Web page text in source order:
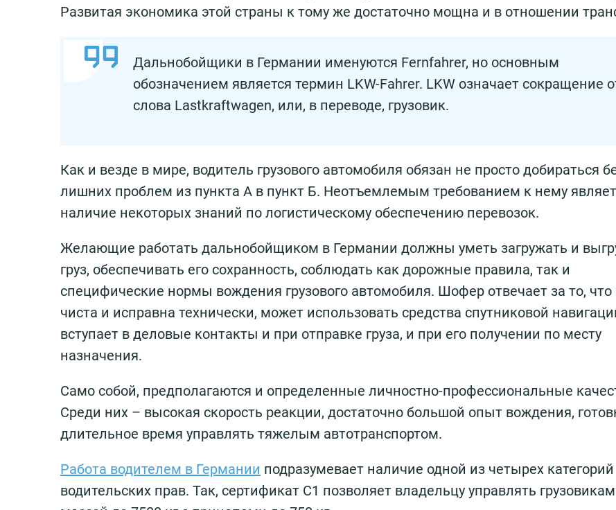
Развитая экономика этой страны к тому же достаточно мощна и в отношении
Дальнобойщики в Германии именуются Fernfahrer, но основным
обозначением является термин LKW-Fahrer. LKW означает сокращение
слова Lastkraftwagen, или, в переводе, грузовик.
Как и везде в мире, водитель грузового автомобиля обязан не просто добираться
лишних проблем из пункта А в пункт Б. Неотъемлемым требованием к нему
наличие некоторых знаний по логистическому обеспечению перевозок.
Желающие работать дальнобойщиком в Германии должны уметь загружать и
груз, обеспечивать его сохранность, соблюдать как дорожные правила, так и
специфические нормы вождения грузового автомобиля. Шофер отвечает за то,
чиста и исправна технически, может использовать средства спутниковой
вступает в деловые контакты и при отправке груза, и при его получении по месту
назначения.
Само собой, предполагаются и определенные личностно-профессиональные
Среди них – высокая скорость реакции, достаточно большой опыт вождения,
длительное время управлять тяжелым автотранспортом.
Работа водителем в Германии подразумевает наличие одной из четырех категорий
водительских прав. Так, сертификат С1 позволяет владельцу управлять